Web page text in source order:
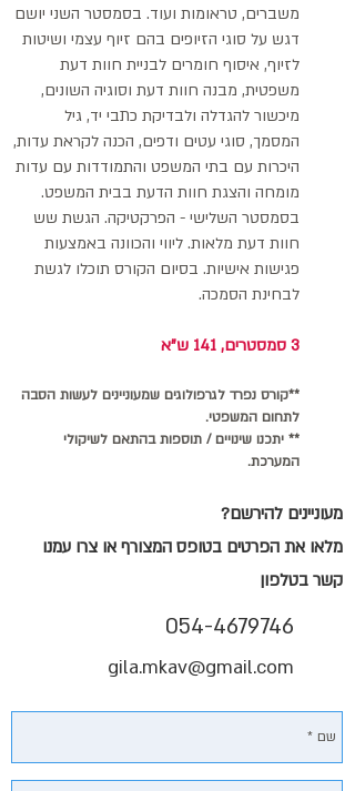
משברים, טראומות ועוד. בסמסטר השני יושם
דגש על סוגי הזיופים בהם זיוף עצמי ושיטות
לזיוף, איסוף חומרים לבניית חוות דעת
משפטית, מבנה חוות דעת וסוגיה השונים,
מיכשור להגדלה ולבדיקת כתבי יד, גיל
המסמך, סוגי עטים ודפים, הכנה לקראת עדות,
היכרות עם בתי המשפט והתמודדות עם עדות
מומחה והצגת חוות הדעת בבית המשפט.
בסמסטר השלישי - הפרקטיקה. הגשת שש
חוות דעת מלאות. ליווי והכוונה באמצעות
פגישות אישיות. בסיום הקורס תוכלו לגשת
לבחינת הסמכה.
3 סמסטרים, 141 ש"א
**קורס נפרד לגרפולוגים שמעוניינים לעשות הסבה
לתחום המשפטי.
** יתכנו שינויים / תוספות בהתאם לשיקולי
המערכת.
מעוניינים להירשם?
מלאו את הפרטים בטופס המצורף או צרו עמנו
קשר בטלפון
054-4679746
gila.mkav@gmail.com